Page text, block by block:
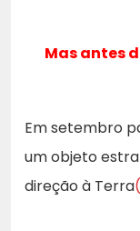
Mas antes
Em setembro
um objeto
direção à Terra